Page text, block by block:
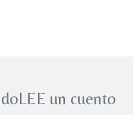
un cuento